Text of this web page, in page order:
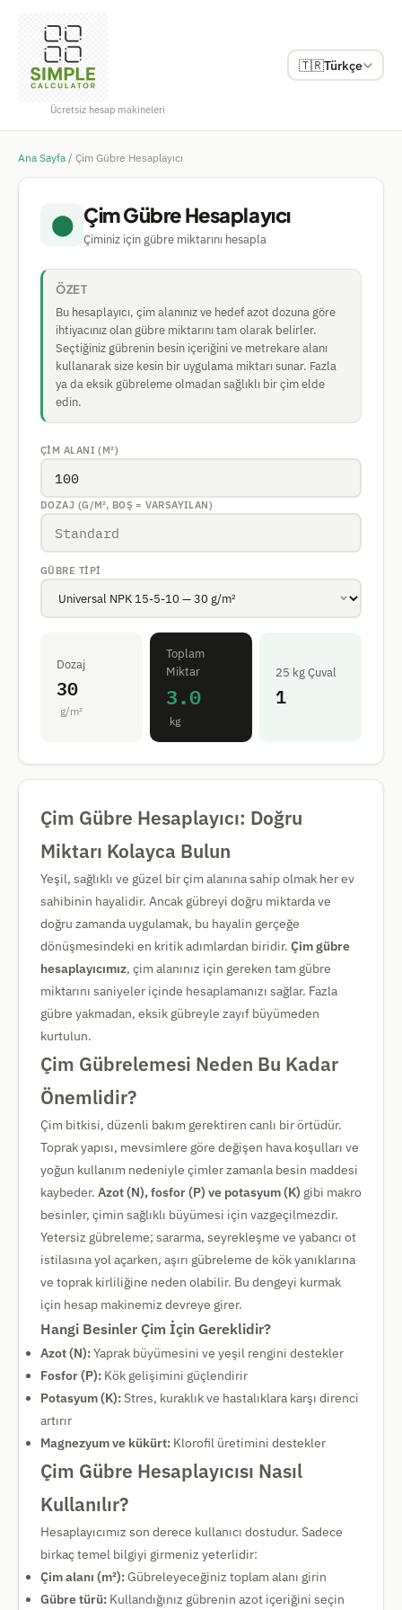
Ücretsiz hesap makineleri
🇹🇷Türkçe
Ana Sayfa / Çim Gübre Hesaplayıcı
⬤ Çim Gübre Hesaplayıcı
Çiminiz için gübre miktarını hesapla
ÖZET
Bu hesaplayıcı, çim alanınız ve hedef azot dozuna göre
ihtiyacınız olan gübre miktarını tam olarak belirler.
Seçtiğiniz gübrenin besin içeriğini ve metrekare alanı
kullanarak size kesin bir uygulama miktarı sunar. Fazla
ya da eksik gübreleme olmadan sağlıklı bir çim elde
edin.
ÇIM ALANI (M²)
DOZAJ (G/M², BOŞ = VARSAYILAN)
GÜBRE TIPI
Dozaj
30
g/m²
Toplam
Miktar
3.0
kg
25 kg Çuval
1
Çim Gübre Hesaplayıcı: Doğru
Miktarı Kolayca Bulun
Yeşil, sağlıklı ve güzel bir çim alanına sahip olmak her ev
sahibinin hayalidir. Ancak gübreyi doğru miktarda ve
doğru zamanda uygulamak, bu hayalin gerçeğe
dönüşmesindeki en kritik adımlardan biridir. Çim gübre
hesaplayıcımız, çim alanınız için gereken tam gübre
miktarını saniyeler içinde hesaplamanızı sağlar. Fazla
gübre yakmadan, eksik gübreyle zayıf büyümeden
kurtulun.
Çim Gübrelemesi Neden Bu Kadar
Önemlidir?
Çim bitkisi, düzenli bakım gerektiren canlı bir örtüdür.
Toprak yapısı, mevsimlere göre değişen hava koşulları ve
yoğun kullanım nedeniyle çimler zamanla besin maddesi
kaybeder. Azot (N), fosfor (P) ve potasyum (K) gibi makro
besinler, çimin sağlıklı büyümesi için vazgeçilmezdir.
Yetersiz gübreleme; sararma, seyrekleşme ve yabancı ot
istilasına yol açarken, aşırı gübreleme de kök yanıklarına
ve toprak kirliliğine neden olabilir. Bu dengeyi kurmak
için hesap makinemiz devreye girer.
Hangi Besinler Çim İçin Gereklidir?
Azot (N):Yaprak büyümesini ve yeşil rengini destekler
Fosfor (P): Kök gelişimini güçlendirir
Potasyum (K):Stres, kuraklık ve hastalıklara karşı direnci
artırır
Magnezyum ve kükürt: Klorofil üretimini destekler
Çim Gübre Hesaplayıcısı Nasıl
Kullanılır?
Hesaplayıcımız son derece kullanıcı dostudur. Sadece
birkaç temel bilgiyi girmeniz yeterlidir:
Çim alanı (m²):Gübreleyeceğiniz toplam alanı girin
Gübre türü: Kullandığınız gübrenin azot içeriğini seçin